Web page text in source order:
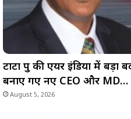
टाटा ग्रुप की एयर इंडिया में बड़ा
बनाए गए नए CEO और
August 5, 2026